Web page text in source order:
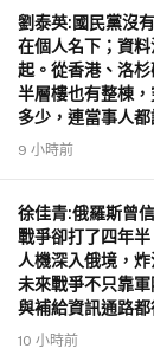
劉泰英:國民黨沒
在個人名下；資
起。從香港、洛
半層樓也有整棟
多少，連當事人
9 小時前
徐佳青:俄羅斯曾
戰爭卻打了四年
人機深入俄境，
未來戰爭不只靠
與補給資訊通路
10 小時前